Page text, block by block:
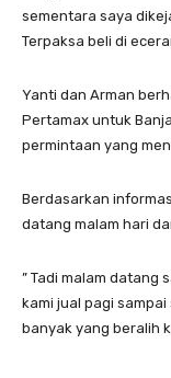
sementara saya
Terpaksa beli di
Yanti dan Arman
Pertamax untuk
permintaan yang
Berdasarkan
datang malam hari
” Tadi malam datang
kami jual pagi
banyak yang beralih